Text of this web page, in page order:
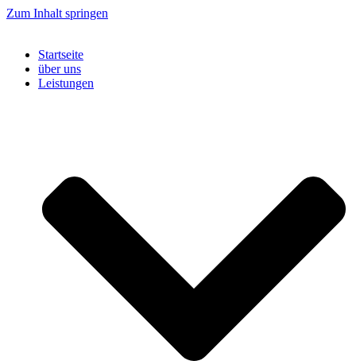
Zum Inhalt springen
Startseite
über uns
Leistungen